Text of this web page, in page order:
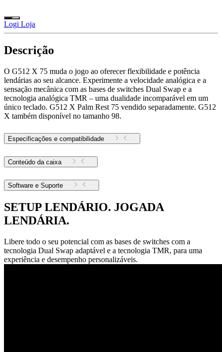
Logi Loja
Descrição
O G512 X 75 muda o jogo ao oferecer flexibilidade e potência
lendárias ao seu alcance. Experimente a velocidade analógica e a
sensação mecânica com as bases de switches Dual Swap e a
tecnologia analógica TMR – uma dualidade incomparável em um
único teclado. G512 X Palm Rest 75 vendido separadamente. G512
X também disponível no tamanho 98.
Especificações e compatibilidade
Conteúdo da caixa
Software e Suporte
SETUP LENDÁRIO. JOGADA
LENDÁRIA.
Libere todo o seu potencial com as bases de switches com a
tecnologia Dual Swap adaptável e a tecnologia TMR, para uma
experiência e desempenho personalizáveis.